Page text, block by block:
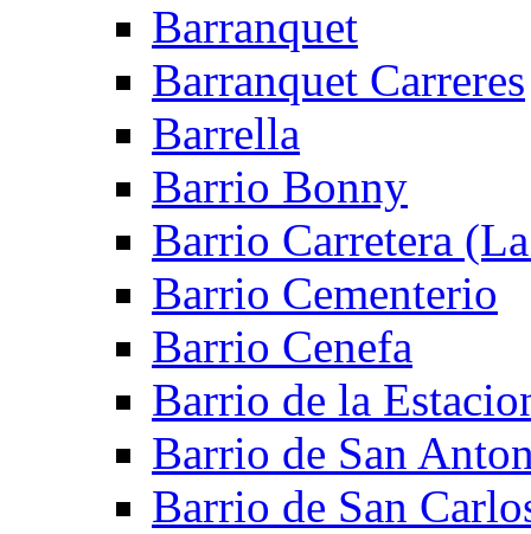
Barranquet
Barranquet Carreres
Barrella
Barrio Bonny
Barrio Carretera
Barrio Cementerio
Barrio Cenefa
Barrio de la
Barrio de San
Barrio de San